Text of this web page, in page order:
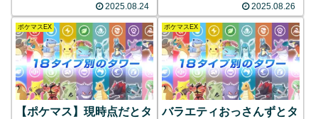
2025.08.24 2025.08.26
ポケマスEX
【ポケマス】現時点だとタ
ポケマスEX
バラエティおっさんずとタ